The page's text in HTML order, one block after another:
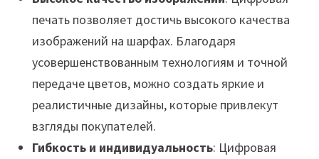
печать позволяет достичь высокого качества
изображений на шарфах. Благодаря
усовершенствованным технологиям и точной
передаче цветов, можно создать яркие и
реалистичные дизайны, которые привлекут
взгляды покупателей.
Гибкость и индивидуальность: Цифровая